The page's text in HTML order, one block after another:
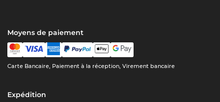
Moyens de paiement
Carte Bancaire, Paiement à la réception, Virement bancaire
Expédition